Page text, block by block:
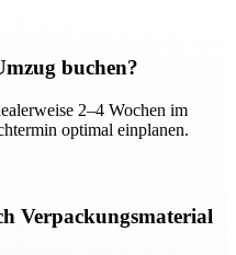
buchen?
2–4 Wochen im
optimal einplanen.
Verpackungsmaterial